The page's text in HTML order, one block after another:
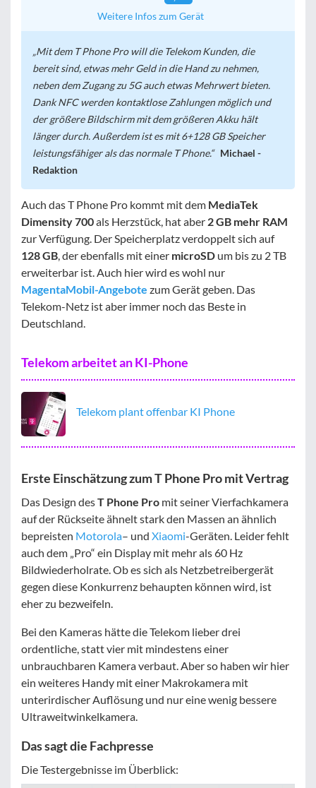
Weitere Infos zum Gerät
Mit dem T Phone Pro will die Telekom Kunden, die
bereit sind, etwas mehr Geld in die Hand zu nehmen,
neben dem Zugang zu 5G auch etwas Mehrwert bieten.
Dank NFC werden kontaktlose Zahlungen möglich und
der größere Bildschirm mit dem größeren Akku hält
länger durch. Außerdem ist es mit 6+128 GB Speicher
leistungsfähiger als das normale T Phone.
Michael -
Redaktion
Auch das T Phone Pro kommt mit dem MediaTek
Dimensity 700als Herzstück, hat aber 2 GB mehr RAM
zur Verfügung. Der Speicherplatz verdoppelt sich auf
128 GB , der ebenfalls mit einer microSD um bis zu 2 TB
erweiterbar ist. Auch hier wird es wohl nur
MagentaMobil-Angebote zum Gerät geben. Das
Telekom-Netz ist aber immer noch das Beste in
Deutschland.
Telekom arbeitet an KI-Phone
Telekom plant offenbar KI Phone
Erste Einschätzung zum T Phone Pro mit Vertrag
Das Design desT Phone Pro mit seiner Vierfachkamera
auf der Rückseite ähnelt stark den Massen an ähnlich
bepreisten Motorola– und Xiaomi-Geräten. Leider fehlt
auch dem „Pro“ ein Display mit mehr als 60 Hz
Bildwiederholrate. Ob es sich als Netzbetreibergerät
gegen diese Konkurrenz behaupten können wird, ist
eher zu bezweifeln.
Bei den Kameras hätte die Telekom lieber drei
ordentliche, statt vier mit mindestens einer
unbrauchbaren Kamera verbaut. Aber so haben wir hier
ein weiteres Handy mit einer Makrokamera mit
unterirdischer Auflösung und nur eine wenig bessere
Ultraweitwinkelkamera.
Das sagt die Fachpresse
Die Testergebnisse im Überblick: